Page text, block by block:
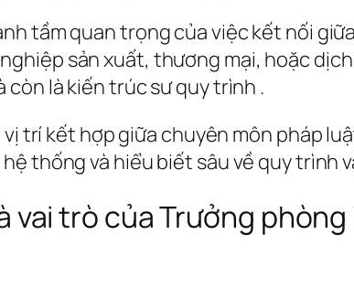
tầm quan trọng của việc kết nối
sản xuất, thương mại, hoặc
còn là kiến trúc sư quy trình .
vị trí kết hợp giữa chuyên môn pháp
thống và hiểu biết sâu về quy trình
vai trò của Trưởng phòng